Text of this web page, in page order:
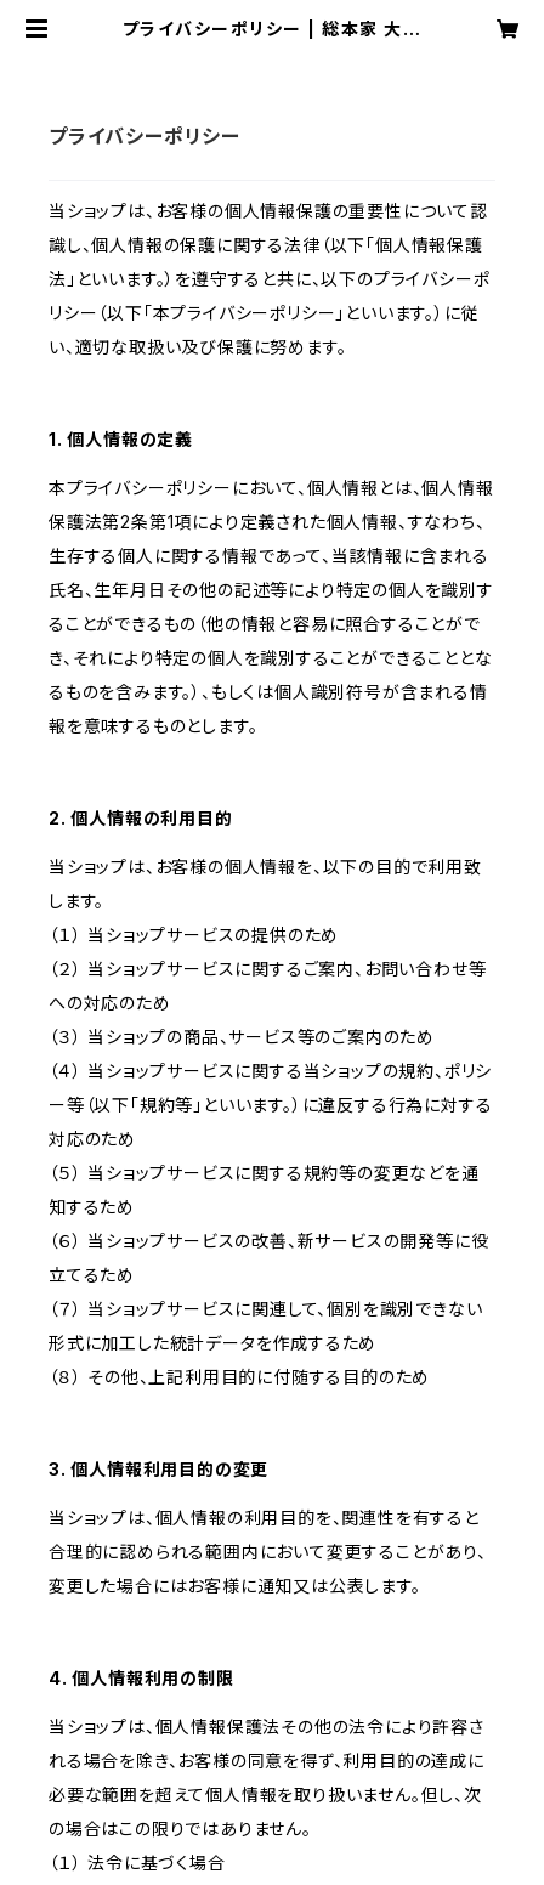
プライバシーポリシー | 総本家 大茶
プライバシーポリシー
当ショップは、お客様の個人情報保護の重要性について認
識し、個人情報の保護に関する法律（以下「個人情報保護
法」といいます。）を遵守すると共に、以下のプライバシーポ
リシー（以下「本プライバシーポリシー」といいます。）に従
い、適切な取扱い及び保護に努めます。
1. 個人情報の定義
本プライバシーポリシーにおいて、個人情報とは、個人情報
保護法第2条第1項により定義された個人情報、すなわち、
生存する個人に関する情報であって、当該情報に含まれる
氏名、生年月日その他の記述等により特定の個人を識別す
ることができるもの（他の情報と容易に照合することがで
き、それにより特定の個人を識別することができることとな
るものを含みます。）、もしくは個人識別符号が含まれる情
報を意味するものとします。
2. 個人情報の利用目的
当ショップは、お客様の個人情報を、以下の目的で利用致
します。
（１） 当ショップサービスの提供のため
（２） 当ショップサービスに関するご案内、お問い合わせ等
への対応のため
（３） 当ショップの商品、サービス等のご案内のため
（４） 当ショップサービスに関する当ショップの規約、ポリシ
ー等（以下「規約等」といいます。）に違反する行為に対する
対応のため
（５） 当ショップサービスに関する規約等の変更などを通
知するため
（６） 当ショップサービスの改善、新サービスの開発等に役
立てるため
（７） 当ショップサービスに関連して、個別を識別できない
形式に加工した統計データを作成するため
（８） その他、上記利用目的に付随する目的のため
3. 個人情報利用目的の変更
当ショップは、個人情報の利用目的を、関連性を有すると
合理的に認められる範囲内において変更することがあり、
変更した場合にはお客様に通知又は公表します。
4. 個人情報利用の制限
当ショップは、個人情報保護法その他の法令により許容さ
れる場合を除き、お客様の同意を得ず、利用目的の達成に
必要な範囲を超えて個人情報を取り扱いません。但し、次
の場合はこの限りではありません。
（１） 法令に基づく場合